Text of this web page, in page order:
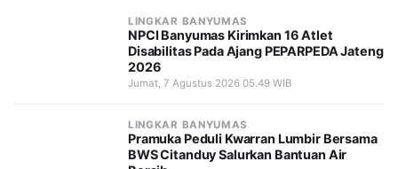
LINGKAR BANYUMAS
NPCI Banyumas Kirimkan 16 Atlet
Disabilitas Pada Ajang PEPARPEDA Jateng
2026
Jumat, 7 Agustus 2026 05.49 WIB
LINGKAR BANYUMAS
Pramuka Peduli Kwarran Lumbir Bersama
BWS Citanduy Salurkan Bantuan Air